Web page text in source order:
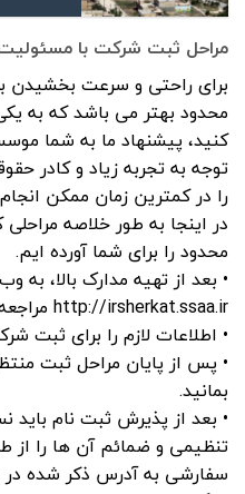
مراحل ثبت شرکت با
برای راحتی و سرعت بخشیدن
محدود بهتر می باشد که به
کنید، پیشنهاد ما به شما
توجه به تجربه زیاد و کادر
را در کمترین زمان ممکن
در اینجا به طور خلاصه
محدود را برای شما آورده ایم.
• بعد از تهیه مدارک بالا،
http://irsherkat.ssaa.ir مراجعه کنید.
• اطلاعات لازم را برای ثبت
• پس از پایان مراحل ثبت
بمانید.
• بعد از پذیرش ثبت نام
تنظیمی و ضمائم آن ها را
سفارشی به آدرس ذکر شده در